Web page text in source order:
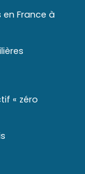
France à
« zéro